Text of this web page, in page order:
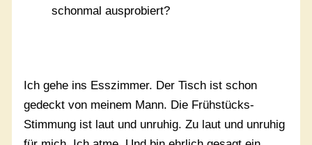
schonmal ausprobiert?
Ich gehe ins Esszimmer. Der Tisch ist schon
gedeckt von meinem Mann. Die Frühstücks-
Stimmung ist laut und unruhig. Zu laut und unruhig